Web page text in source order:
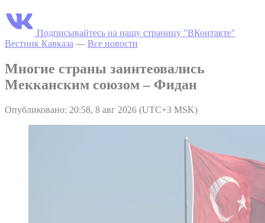
Подписывайтесь на нашу страницу "ВКонтакте"
Вестник Кавказа — Все новости
Многие страны заинтеовались
Мекканским союзом – Фидан
Опубликовано: 20:58, 8 авг 2026 (UTC+3 MSK)